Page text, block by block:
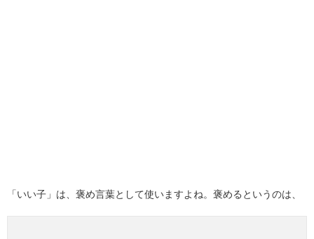
「いい子」は、褒め言葉として使いますよね。褒めるというのは、